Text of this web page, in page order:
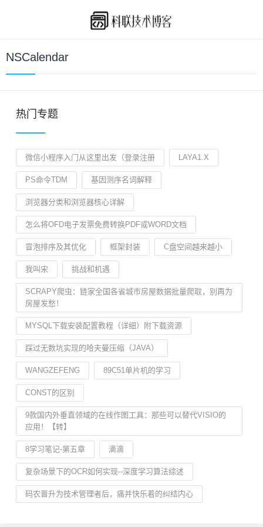
NSCalendar
热门专题
微信小程序入门从这里出发（登录注册 LAYA1.X
PS命令TDM 基因测序名词解释
浏览器分类和浏览器核心详解
怎么将OFD电子发票免费转换PDF或WORD文档
冒泡排序及其优化 框架封装 C盘空间越来越小
我叫宋 挑战和机遇
SCRAPY爬虫：链家全国各省城市房屋数据批量爬取，别再为
房屋发愁！
MYSQL下载安装配置教程（详细）附下载资源
踩过无数坑实现的哈夫曼压缩（JAVA）
WANGZEFENG 89C51单片机的学习
CONST的区别
9款国内外垂直领域的在线作图工具：那些可以替代VISIO的
应用！【转】
8学习笔记-第五章 滴滴
复杂场景下的OCR如何实现--深度学习算法综述
码农晋升为技术管理者后，痛并快乐着的纠结内心